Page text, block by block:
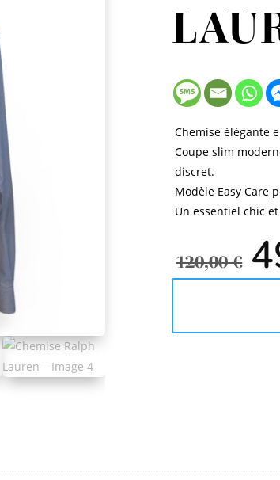
Chemise élégante
Coupe slim
discret.
Modèle Easy Care
Un essentiel chic
120,00€